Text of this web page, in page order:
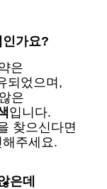
가요?
은
되었으며,
은
입니다.
찾으신다면
주세요.
은데